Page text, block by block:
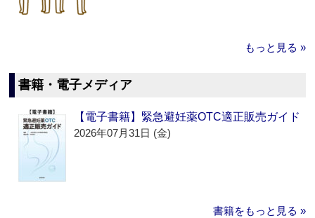
もっと見る »
書籍・電子メディア
【電子書籍】緊急避妊薬OTC適正販売ガイド
2026年07月31日 (金)
書籍をもっと見る »